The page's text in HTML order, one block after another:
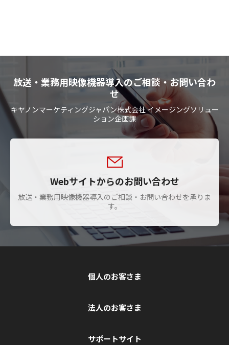
放送・業務用映像機器導入のご相談・お問い合わ
せ
キヤノンマーケティングジャパン株式会社 イメージングソリュー
ション企画課
Webサイトからのお問い合わせ
放送・業務用映像機器導入のご相談・お問い合わせを承りま
す。
個人のお客さま
法人のお客さま
サポートサイト